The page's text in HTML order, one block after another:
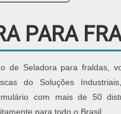
PARA
de Seladora para fraldas,
do Soluções
com mais de 50
para todo o Brasil